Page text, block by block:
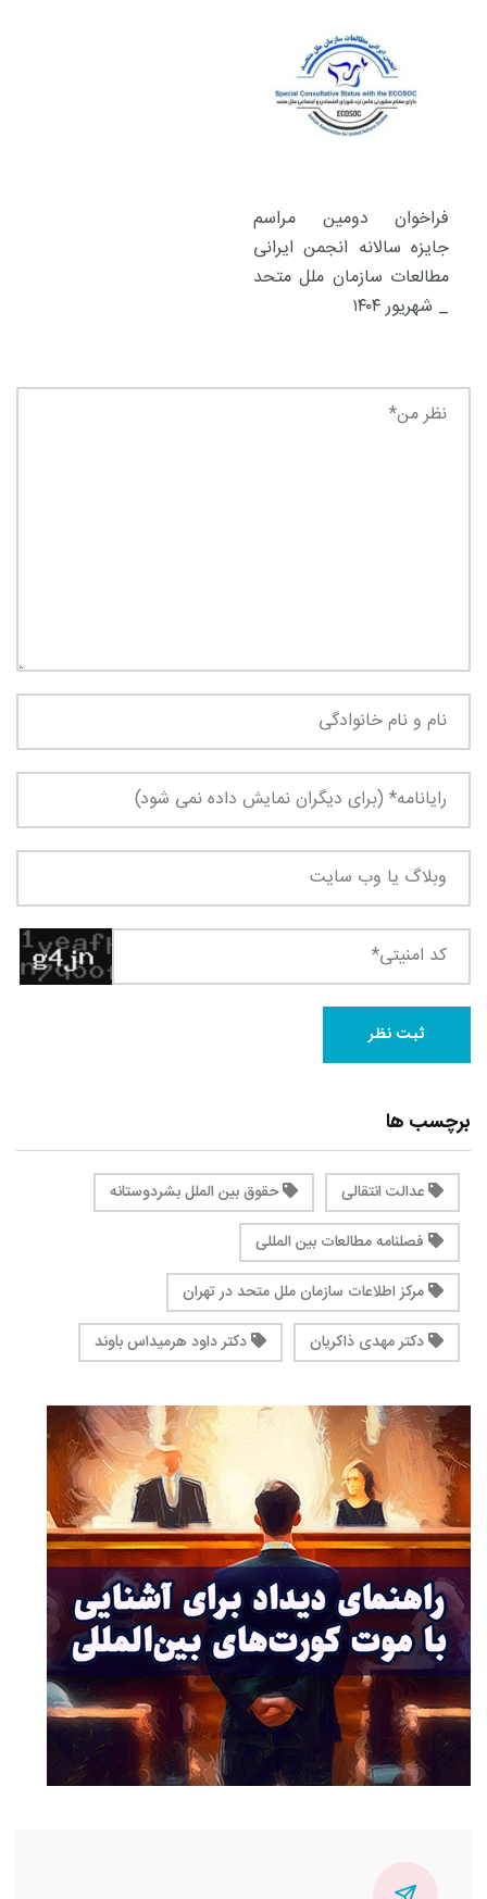
فراخوان دومین مراسم
جایزه سالانه انجمن ایرانی
مطالعات سازمان ملل متحد
_ شهریور ۱۴۰۴
برچسب ها
عدالت انتقالی
حقوق بین الملل بشردوستانه
فصلنامه مطالعات بین المللی
مرکز اطلاعات سازمان ملل متحد در تهران
دکتر مهدی ذاکریان
دکتر داود هرمیداس باوند